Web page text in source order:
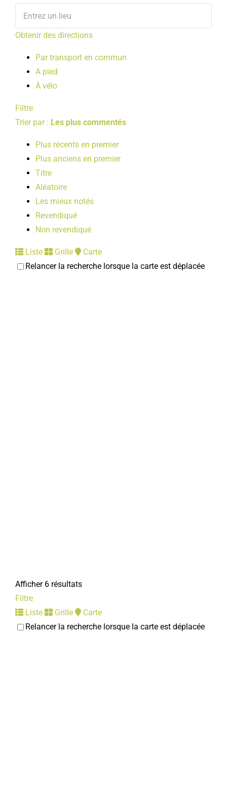
Obtenir des directions
Par transport en commun
A pied
À vélo
Filtre
Trier par : Les plus commentés
Plus récents en premier
Plus anciens en premier
Titre
Aléatoire
Les mieux notés
Revendiqué
Non revendiqué
Liste Grille
Carte
Relancer la recherche lorsque la carte est déplacée
Afficher 6 résultats
Filtre
Liste
Grille
Carte
Relancer la recherche lorsque la carte est déplacée